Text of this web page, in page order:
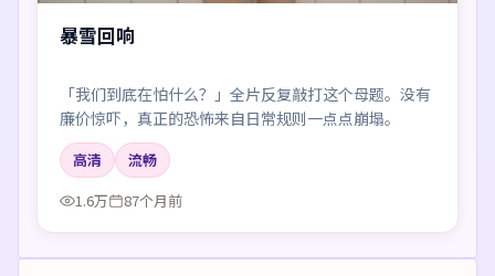
暴雪回响
「我们到底在怕什么？」全片反复敲打这个母题。没有
廉价惊吓，真正的恐怖来自日常规则一点点崩塌。
高清
流畅
1.6万
87个月前